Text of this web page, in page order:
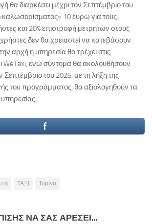
θα διαρκέσει μέχρι τον Σεπτέμβριο του
10 ευρώ για τους
και 20% επιστροφή μετρητών στους
δεν θα χρειαστεί να κατεβάσουν
αρχή η υπηρεσία θα τρέχει στις
WeTaxi, ενώ σύντομα θα ακολουθήσουν
Σεπτέμβριο του 2025, με τη λήξη της
του προγράμματος, θα αξιολογηθούν τα
ΤΑΞΙ Τορίνο
ΝΑ ΣΑΣ ΑΡΈΣΕΙ...